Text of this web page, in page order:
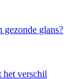
gezonde glans?
het verschil